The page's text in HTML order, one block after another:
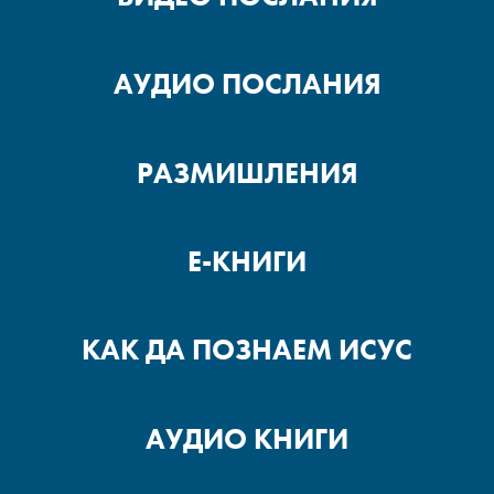
АУДИО ПОСЛАНИЯ
РАЗМИШЛЕНИЯ
Е-КНИГИ
КАК ДА ПОЗНАЕМ ИСУС
АУДИО КНИГИ